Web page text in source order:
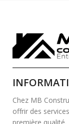
Chez MB
offrir des